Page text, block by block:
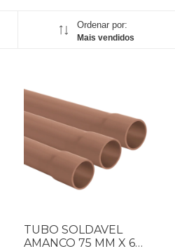
Ordenar por:
Mais vendidos
TUBO SOLDAVEL
AMANCO 75 MM X 6